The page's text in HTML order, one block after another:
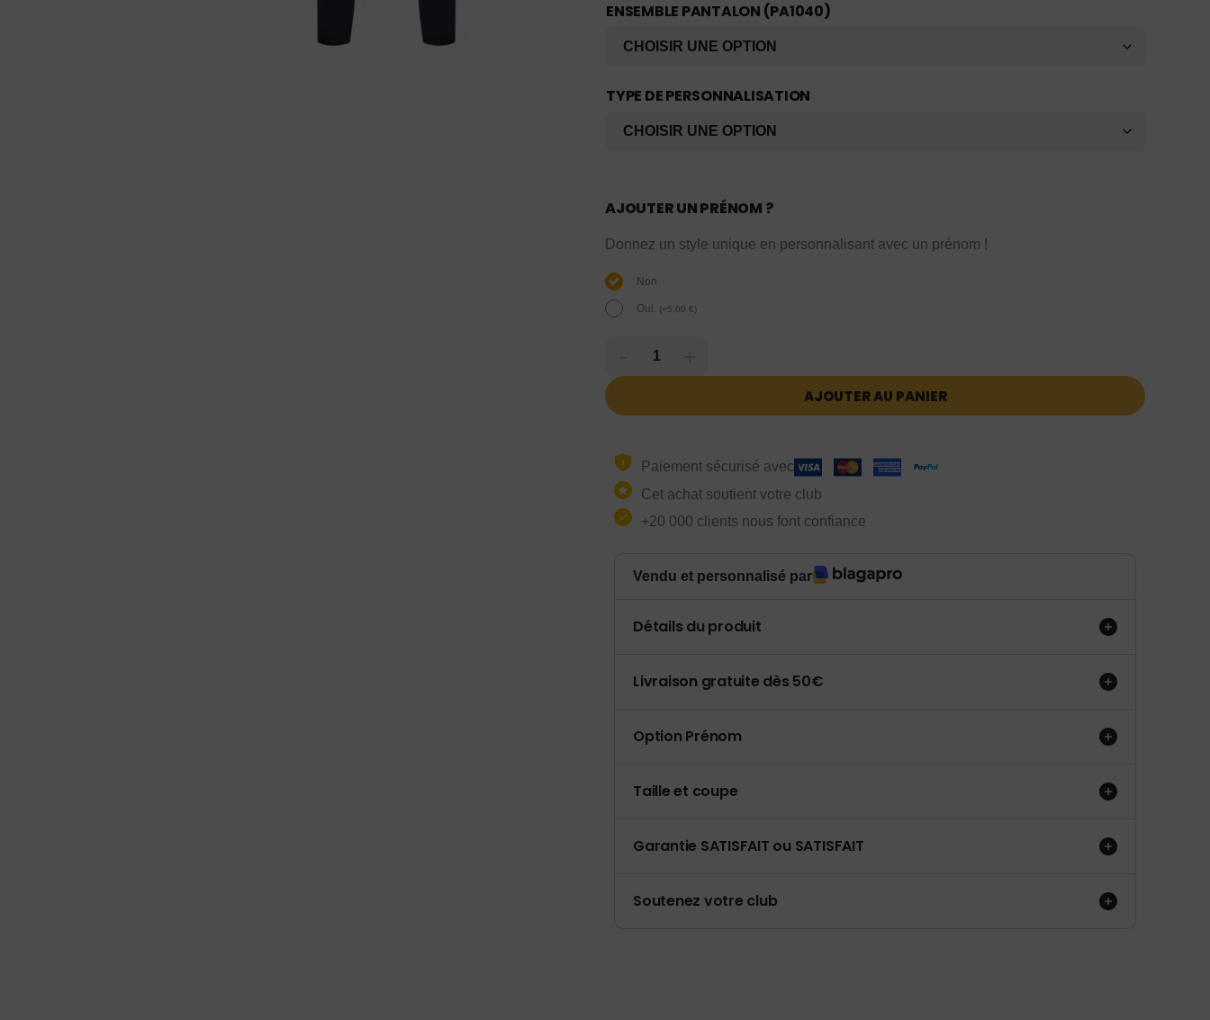
ENSEMBLE PANTALON (PA1040)
TYPE DE PERSONNALISATION
AJOUTER UN PRÉNOM ?
Donnez un style unique en personnalisant avec un prénom !
Non
Oui. (+5,00 €)
AJOUTER AU PANIER
Paiement sécurisé avec
Cet achat soutient votre club
+20 000 clients nous font confiance
Vendu et personnalisé par
Détails du produit
Livraison gratuite dès 50€
Option Prénom
Taille et coupe
Garantie SATISFAIT ou SATISFAIT
Soutenez votre club